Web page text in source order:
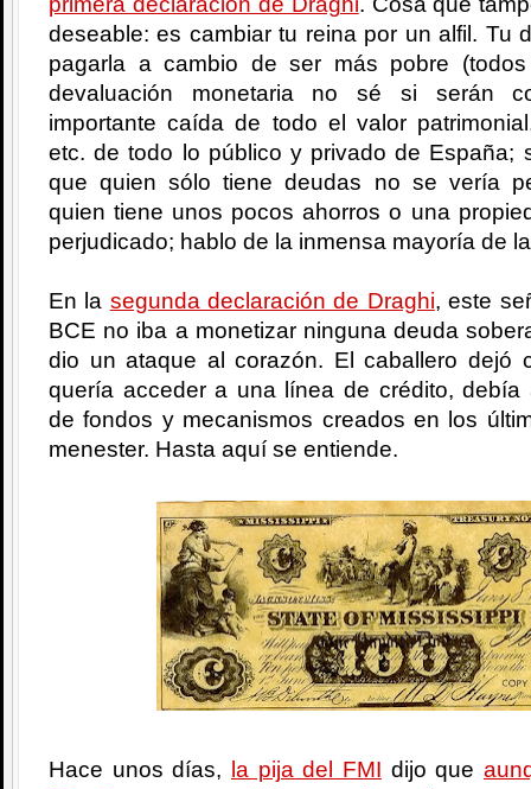
deseable: es cambiar tu reina por un alfil. Tu
pagarla a cambio de ser más pobre
devaluación monetaria no sé si serán
importante caída de todo el valor
etc. de todo lo público y privado de España;
que quien sólo tiene deudas no se vería
quien tiene unos pocos ahorros o una
perjudicado; hablo de la inmensa mayoría de
En la segunda declaración de Draghi, este
BCE no iba a monetizar ninguna deuda
dio un ataque al corazón. El caballero dejó
quería acceder a una línea de crédito, debía
de fondos y mecanismos creados en los
menester. Hasta aquí se entiende.
Hace unos días, la pija del FMI dijo que